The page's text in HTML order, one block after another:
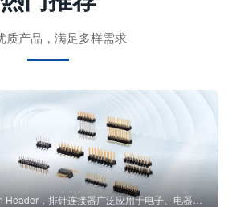
质产品，满足多样需求